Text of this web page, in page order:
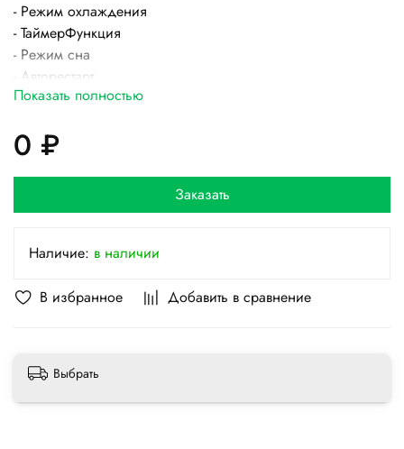
В избранное Добавить в сравнение
- Режим охлаждения
- ТаймерФункция
- Режим сна
- Авторестарт
- Бесшумная работа
- Охлаждение при низких температурах
- Инфракрасный пульт
- Ионизатор
- Угольный фильтр
Показать полностью
0 ₽
Заказать
Наличие: в наличии
Выбрать